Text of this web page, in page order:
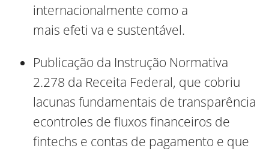
internacionalmente como a
mais efeti va e sustentável.
Publicação da Instrução Normativa
2.278 da Receita Federal, que cobriu
lacunas fundamentais de transparência
econtroles de fluxos financeiros de
fintechs e contas de pagamento e que